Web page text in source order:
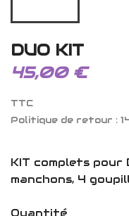
DUO KIT
45,00 €
TTC
Politique de retour :
KIT complets pour
manchons, 4
Quantité